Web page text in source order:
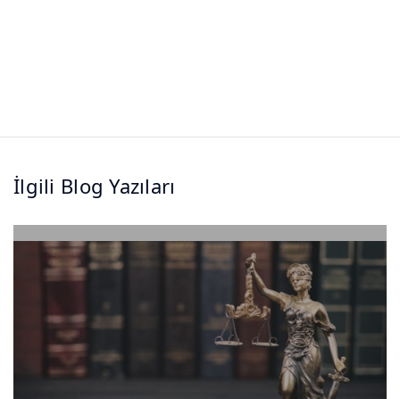
İlgili Blog Yazıları